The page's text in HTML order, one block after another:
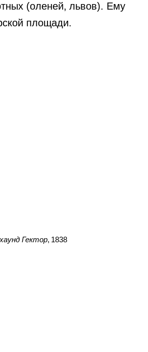
(оленей, львов). Ему
площади.
Гектор, 1838